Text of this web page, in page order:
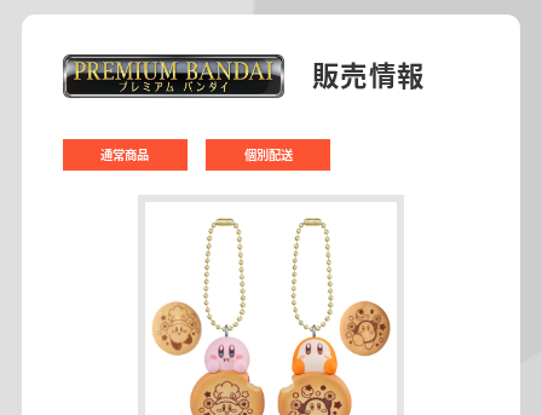
販売情報
通常商品 個別配送